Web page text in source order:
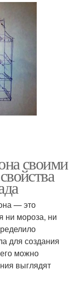
своими
— это
ни мороза, ни
для создания
можно
выглядят